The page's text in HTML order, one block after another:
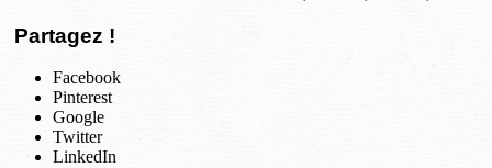
Partagez !
Facebook
Pinterest
Google
Twitter
LinkedIn